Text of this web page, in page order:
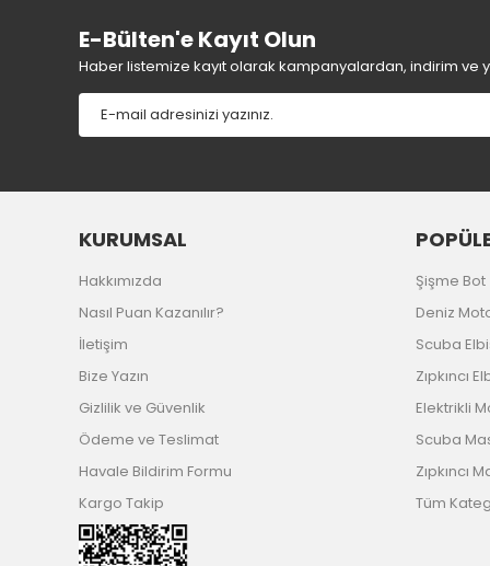
Ürün bilgilerinde hatalar bulunuyor.
Ürün fiyatı diğer sitelerden daha pahalı.
Bu ürüne benzer farklı alternatifler olmalı.
E-Bülten'e Kayıt Olun
Haber listemize kayıt olarak kampanyalardan, indirim ve
KURUMSAL
Hakkımızda
Nasıl Puan Kazanılır?
İletişim
Bize Yazın
Gizlilik ve Güvenlik
Ödeme ve Teslimat
Havale Bildirim Formu
Kargo Takip
Şişme Bot
Deniz
Scuba
Zıpkıncı
Elektrikli
Scuba
Zıpkıncı
Tüm